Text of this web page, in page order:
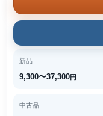
新品
9,300〜37,300円
中古品